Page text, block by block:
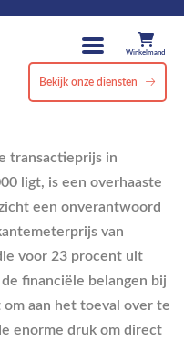
Winkelmand
Bekijk onze diensten
transactieprijs in
ligt, is een overhaaste
een onverantwoord
van
voor 23 procent uit
financiële belangen bij
aan het toeval over te
enorme druk om direct